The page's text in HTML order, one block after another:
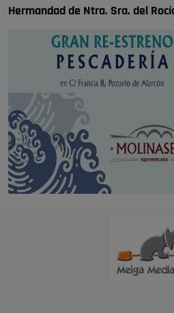
Hermandad de Ntra. Sra. del